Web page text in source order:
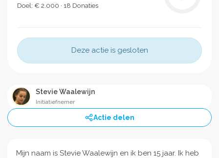
Doel: € 2.000 · 18 Donaties
Deze actie is gesloten
Stevie Waalewijn
Initiatiefnemer
Actie delen
Mijn naam is Stevie Waalewijn en ik ben 15 jaar. Ik heb